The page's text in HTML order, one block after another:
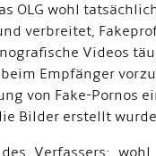
wohl
verbreitet,
Videos
Empfänger
von Fake-Pornos
Bilder erstellt
Verfassers: